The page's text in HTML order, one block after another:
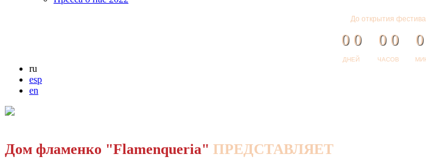
До открытия
ДНЕЙ
0 0
ЧАСОВ
0 0 0
ru
esp
en
Дом фламенко "Flamenqueria" ПРЕДСТАВЛЯЕТ